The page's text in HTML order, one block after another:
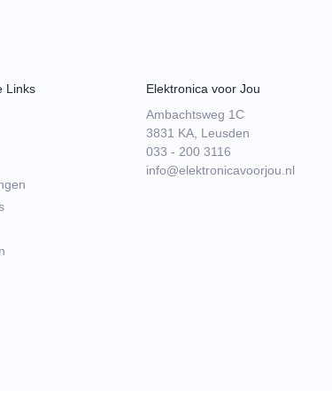
Links
Elektronica voor Jou
Ambachtsweg 1C
3831 KA, Leusden
033 - 200 3116
info@elektronicavoorjou.nl